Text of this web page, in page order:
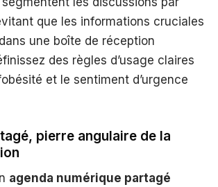
que les informations cruciales
une boîte de réception
des règles d’usage claires
et le sentiment d’urgence
pierre angulaire de la
agenda numérique partagé